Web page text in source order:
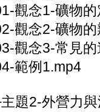
觀念1-礦物
觀念2-礦物
觀念3-常見
範例1.mp4
主題2-外營力